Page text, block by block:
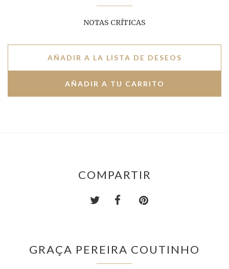
NOTAS CRÍTICAS
AÑADIR A LA LISTA DE DESEOS
COMPARTIR
GRAÇA PEREIRA COUTINHO